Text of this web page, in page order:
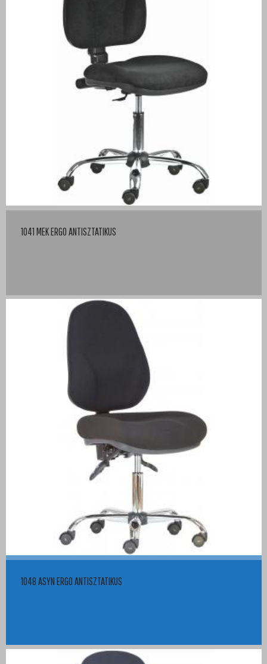
1041 MEK ERGO ANTISZTATIKUS
1048 ASYN ERGO ANTISZTATIKUS